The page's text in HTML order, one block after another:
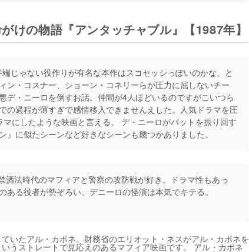
けの物語『アンタッチャブル』【1987年】
じゃない役作りが有名な本作はスコセッシっぽいのかな、と
ン・コスナー、ショーン・コネリーらが圧力に屈しないチー
デ・ニーロを倒すお話。仲間が4人ほどいるのですがこいつら
の過程が薄すぎで感情移入できませんえした。人気ドラマを圧
にしたような映画と言える。 デ・ニーロがバットを振り回す
』に似たシーンなど好きなシーンも幾つかありました。
酒法時代のマフィアと警察の攻防戦が好き。ドラマ性もあっ
ある役者が勢ぞろい。デニーロの怪演は本気でキテる。
いたアル・カポネ。財務省のエリオット・ネスがアル・カポネを
うストレートで見応えのあるマフィア映画です。 アル・カポネ